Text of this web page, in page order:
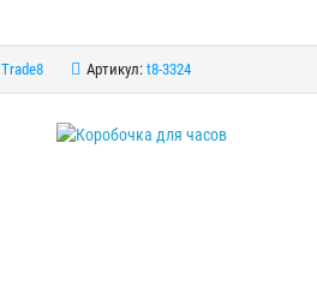
Trade8 Артикул: t8-3324